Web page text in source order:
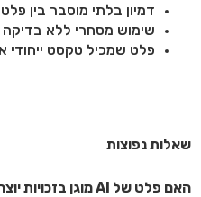
דמיון בלתי מוסבר בין פלט
שימוש מסחרי ללא בדיקה
פלט שמכיל טקסט ייחודי
שאלות נפוצות
האם פלט שלAIמוגן בזכויות